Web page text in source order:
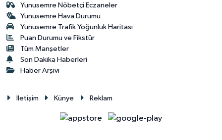
Yunusemre Nöbetçi Eczaneler
Yunusemre Hava Durumu
Yunusemre Trafik Yoğunluk Haritası
Puan Durumu ve Fikstür
Tüm Manşetler
Son Dakika Haberleri
Haber Arşivi
İletişim Künye Reklam